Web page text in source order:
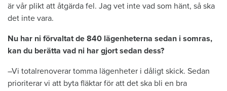
är vår plikt att åtgärda fel. Jag vet inte vad som hänt, så ska
det inte vara.
Nu har ni förvaltat de 840 lägenheterna sedan i somras,
kan du berätta vad ni har gjort sedan dess?
–Vi totalrenoverar tomma lägenheter i dåligt skick. Sedan
prioriterar vi att byta fläktar för att det ska bli en bra